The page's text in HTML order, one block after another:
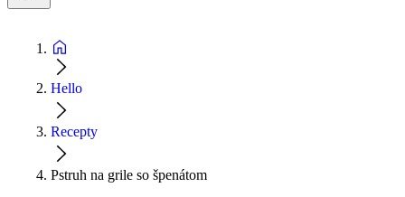
Hello
Recepty
Pstruh na grile so špenátom